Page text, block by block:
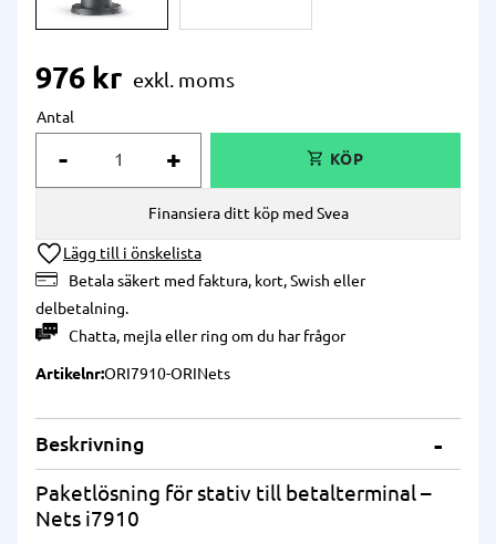
976 kr
Antal
+
-
Lägg till i önskelista
Betala säkert med faktura, kort, Swish eller
delbetalning.
Chatta, mejlaellerring om du har frågor
Finansiera ditt köp med Svea
ArtikelnrORI7910-ORINets
Beskrivning
Paketlösning för stativ till betalterminal –
Nets i7910